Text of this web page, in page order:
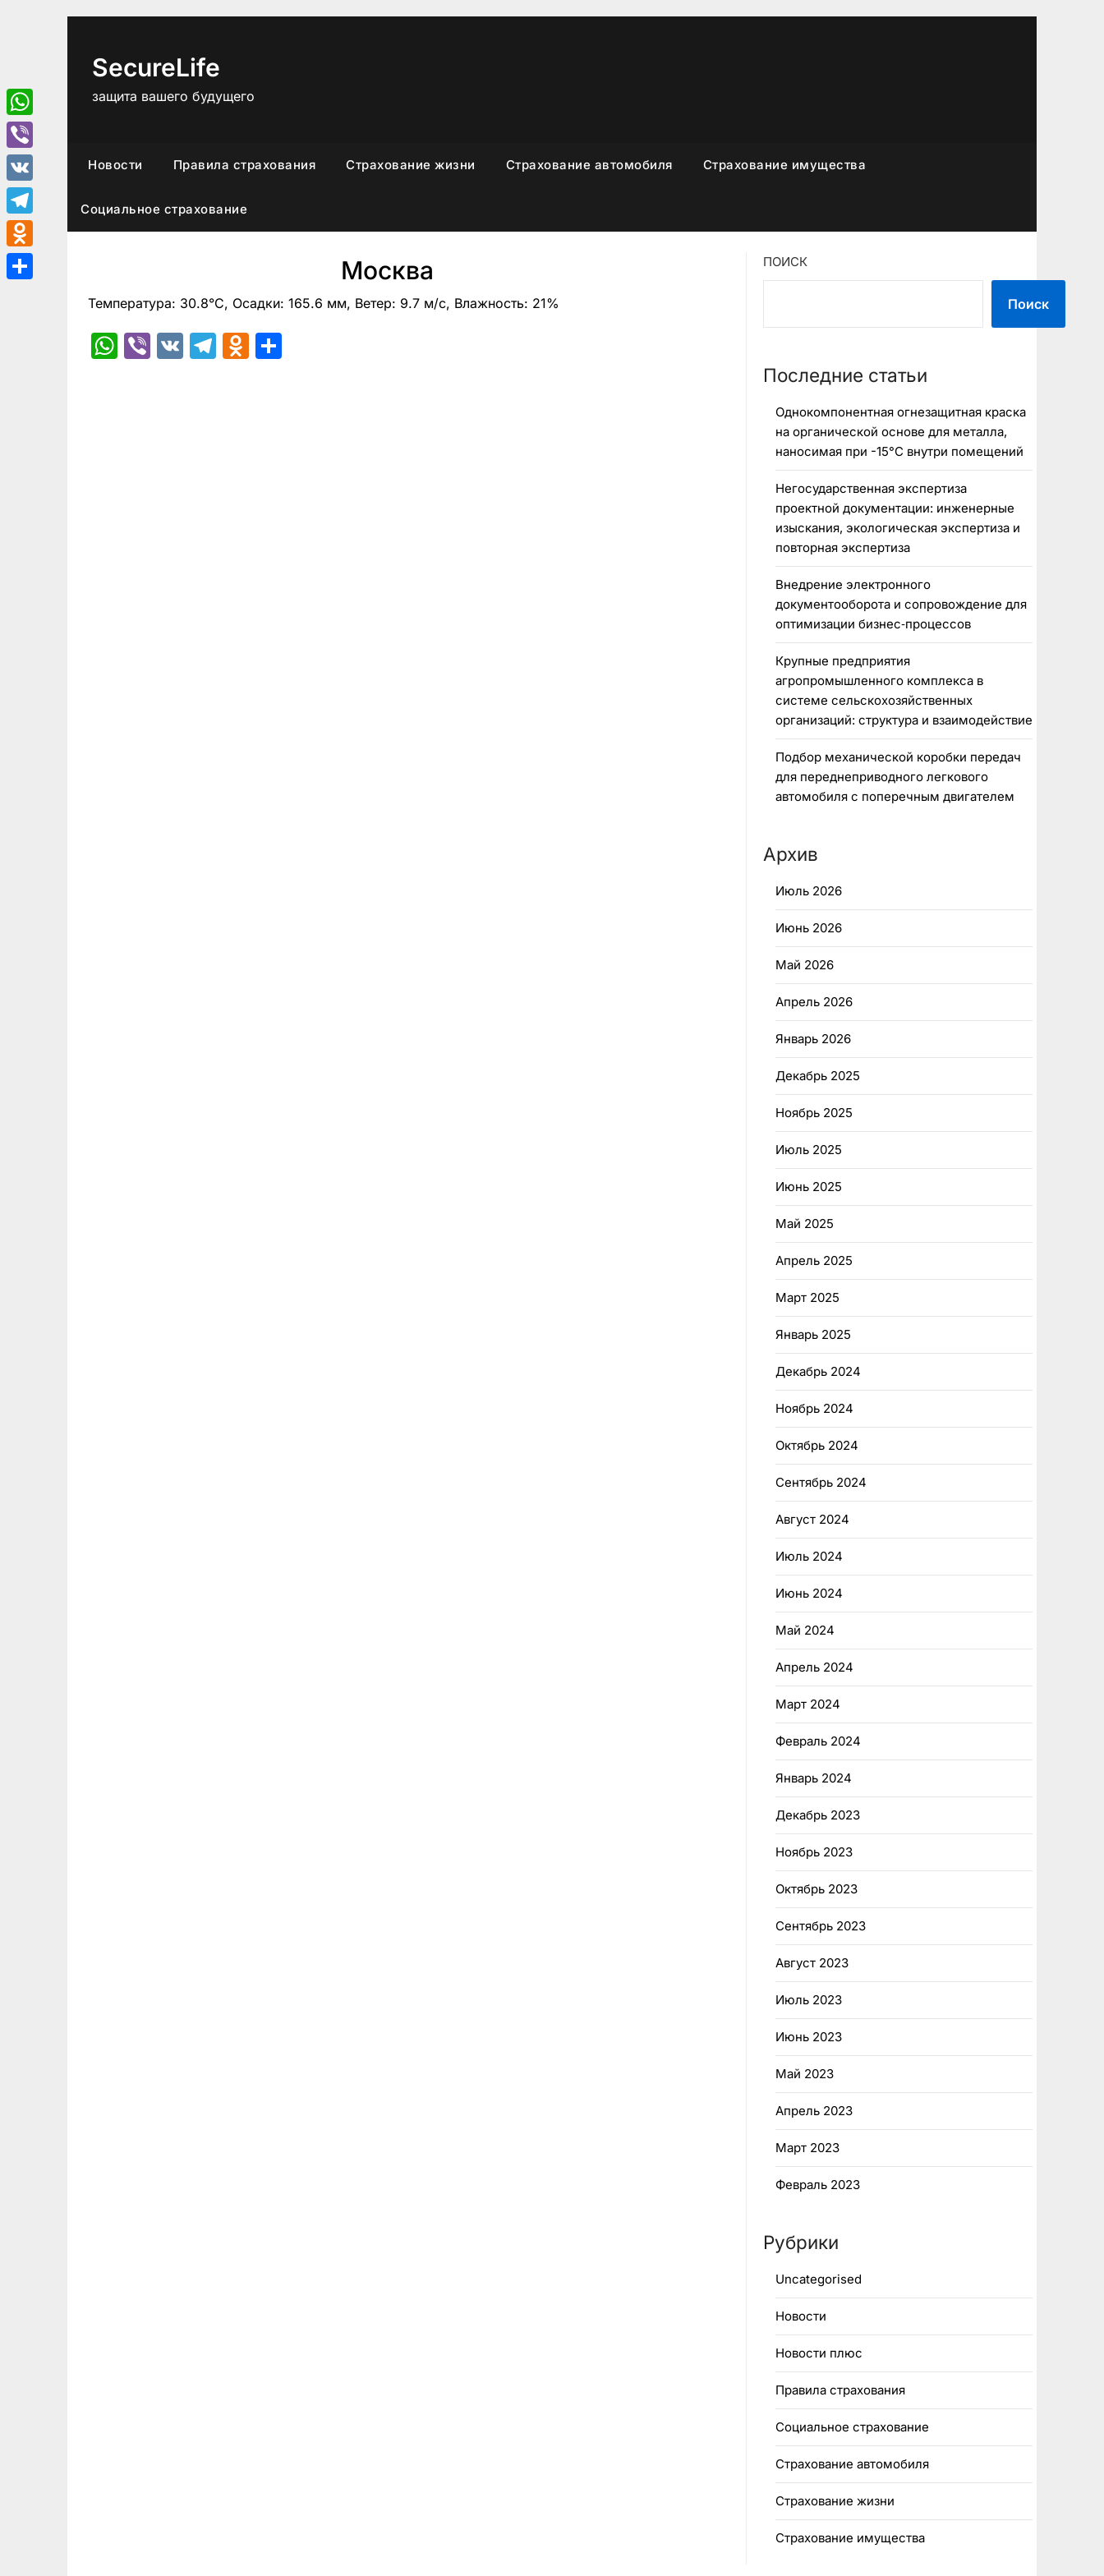
SecureLife
защита вашего будущего
Новости Правила страхования Страхование жизни Страхование автомобиля Страхование имущества
Социальное страхование
Москва
Температура: 30.8°C, Осадки: 165.6 мм, Ветер: 9.7 м/с, Влажность: 21%
WhatsApp
Viber
VK Telegram
Odnoklassniki
ПОИСК
Поиск
Последние статьи
Однокомпонентная огнезащитная краска
на органической основе для металла,
наносимая при -15°C внутри помещений
Негосударственная экспертиза
проектной документации: инженерные
изыскания, экологическая экспертиза и
повторная экспертиза
Внедрение электронного
документооборота и сопровождение для
оптимизации бизнес‑процессов
Крупные предприятия
агропромышленного комплекса в
системе сельскохозяйственных
организаций: структура и взаимодействие
Подбор механической коробки передач
для переднеприводного легкового
автомобиля с поперечным двигателем
Архив
Июль 2026
Июнь 2026
Май 2026
Апрель 2026
Январь 2026
Декабрь 2025
Ноябрь 2025
Июль 2025
Июнь 2025
Май 2025
Апрель 2025
Март 2025
Январь 2025
Декабрь 2024
Ноябрь 2024
Октябрь 2024
Сентябрь 2024
Август 2024
Июль 2024
Июнь 2024
Май 2024
Апрель 2024
Март 2024
Февраль 2024
Январь 2024
Декабрь 2023
Ноябрь 2023
Октябрь 2023
Сентябрь 2023
Август 2023
Июль 2023
Июнь 2023
Май 2023
Апрель 2023
Март 2023
Февраль 2023
Рубрики
Uncategorised
Новости
Новости плюс
Правила страхования
Социальное страхование
Страхование автомобиля
Страхование жизни
Страхование имущества
WhatsApp
Viber
VK
Telegram
Odnoklassniki